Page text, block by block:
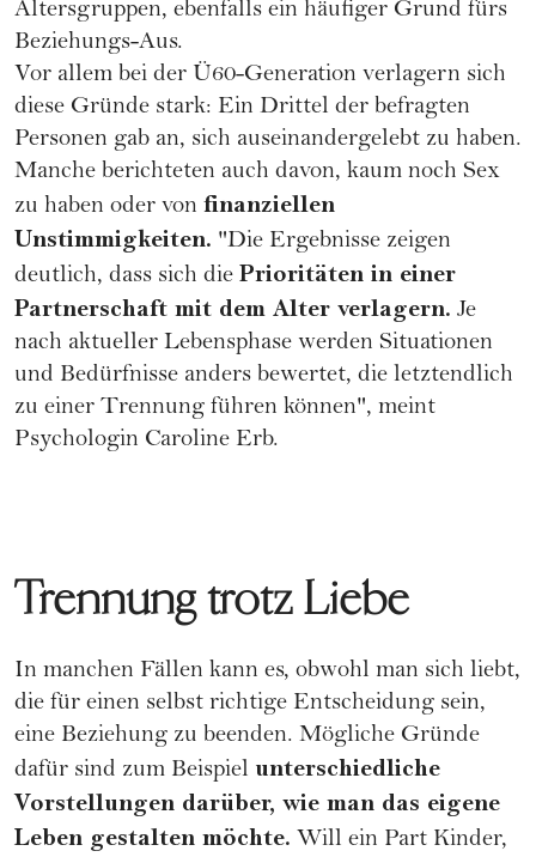
Altersgruppen, ebenfalls ein häufiger Grund fürs
Beziehungs-Aus.
Vor allem bei der Ü60-Generation verlagern sich
diese Gründe stark: Ein Drittel der befragten
Personen gab an, sich auseinandergelebt zu haben.
Manche berichteten auch davon, kaum noch Sex
zu haben oder von finanziellen
Unstimmigkeiten. "Die Ergebnisse zeigen
deutlich, dass sich die Prioritäten in einer
Partnerschaft mit dem Alter verlagern. Je
nach aktueller Lebensphase werden Situationen
und Bedürfnisse anders bewertet, die letztendlich
zu einer Trennung führen können", meint
Psychologin Caroline Erb.
Trennung trotz Liebe
In manchen Fällen kann es, obwohl man sich liebt,
die für einen selbst richtige Entscheidung sein,
eine Beziehung zu beenden. Mögliche Gründe
dafür sind zum Beispiel unterschiedliche
Vorstellungen darüber, wie man das eigene
Leben gestalten möchte. Will ein Part Kinder,